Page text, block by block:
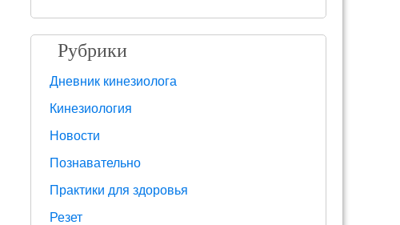
Рубрики
Дневник кинезиолога
Кинезиология
Новости
Познавательно
Практики для здоровья
Резет